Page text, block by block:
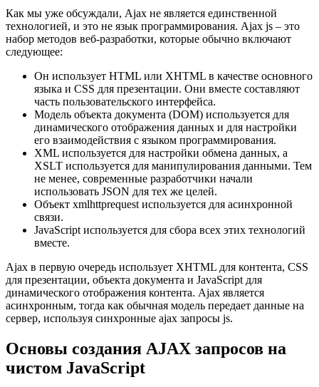
Как мы уже обсуждали, Ajax не является единственной
технологией, и это не язык программирования. Ajax js – это
набор методов веб-разработки, которые обычно включают
следующее:
Он использует HTML или XHTML в качестве основного
языка и CSS для презентации. Они вместе составляют
часть пользовательского интерфейса.
Модель объекта документа (DOM) используется для
динамического отображения данных и для настройки
его взаимодействия с языком программирования.
XML используется для настройки обмена данных, а
XSLT используется для манипулирования данными. Тем
не менее, современные разработчики начали
использовать JSON для тех же целей.
Объект xmlhttprequest используется для асинхронной
связи.
JavaScript используется для сбора всех этих технологий
вместе.
Ajax в первую очередь использует XHTML для контента, CSS
для презентации, объекта документа и JavaScript для
динамического отображения контента. Ajax является
асинхронным, тогда как обычная модель передает данные на
сервер, используя синхронные ajax запросы js.
Основы создания AJAX запросов на
чистом JavaScript